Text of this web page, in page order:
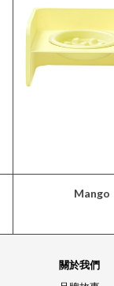
Mango
關於我們